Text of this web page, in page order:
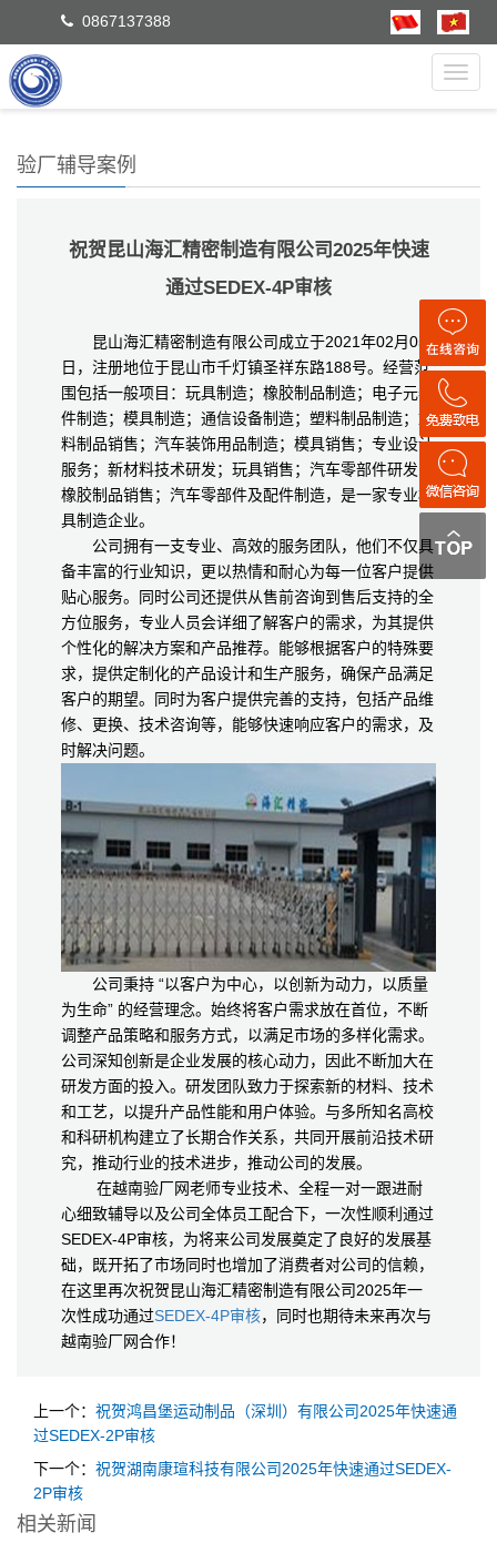
0867137388
验厂辅导案例
祝贺昆山海汇精密制造有限公司2025年快速
通过SEDEX-4P审核
昆山海汇精密制造有限公司成立于2021年02月05
日，注册地位于昆山市千灯镇圣祥东路188号。经营范
围包括一般项目：玩具制造；橡胶制品制造；电子元器
件制造；模具制造；通信设备制造；塑料制品制造；塑
料制品销售；汽车装饰用品制造；模具销售；专业设计
服务；新材料技术研发；玩具销售；汽车零部件研发；
橡胶制品销售；汽车零部件及配件制造，是一家专业模
具制造企业。
公司拥有一支专业、高效的服务团队，他们不仅具
备丰富的行业知识，更以热情和耐心为每一位客户提供
贴心服务。同时公司还提供从售前咨询到售后支持的全
方位服务，专业人员会详细了解客户的需求，为其提供
个性化的解决方案和产品推荐。能够根据客户的特殊要
求，提供定制化的产品设计和生产服务，确保产品满足
客户的期望。同时为客户提供完善的支持，包括产品维
修、更换、技术咨询等，能够快速响应客户的需求，及
时解决问题。
公司秉持 “以客户为中心，以创新为动力，以质量
为生命” 的经营理念。始终将客户需求放在首位，不断
调整产品策略和服务方式，以满足市场的多样化需求。
公司深知创新是企业发展的核心动力，因此不断加大在
研发方面的投入。研发团队致力于探索新的材料、技术
和工艺，以提升产品性能和用户体验。与多所知名高校
和科研机构建立了长期合作关系，共同开展前沿技术研
究，推动行业的技术进步，推动公司的发展。
在越南验厂网老师专业技术、全程一对一跟进耐
心细致辅导以及公司全体员工配合下，一次性顺利通过
SEDEX-4P审核，为将来公司发展奠定了良好的发展基
础，既开拓了市场同时也增加了消费者对公司的信赖，
在这里再次祝贺昆山海汇精密制造有限公司2025年一
次性成功通过SEDEX-4P审核，同时也期待未来再次与
越南验厂网合作！
上一个： 祝贺鸿昌堡运动制品（深圳）有限公司2025年快速通
过SEDEX-2P审核
下一个： 祝贺‌湖南康瑄科技有限公司2025年快速通过SEDEX-
2P审核
相关新闻